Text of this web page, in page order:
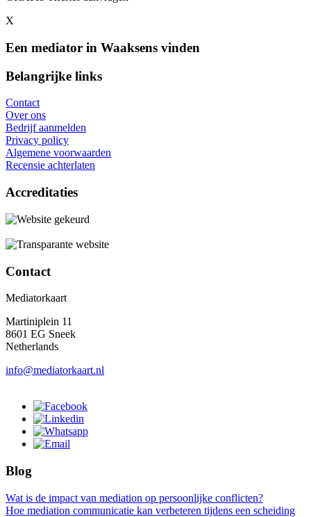
X
Een mediator in Waaksens vinden
Belangrijke links
Contact
Over ons
Bedrijf aanmelden
Privacy policy
Algemene voorwaarden
Recensie achterlaten
Accreditaties
Contact
Mediatorkaart
Martiniplein 11
8601 EG Sneek
Netherlands
info@mediatorkaart.nl
Blog
Wat is de impact van mediation op persoonlijke conflicten?
Hoe mediation communicatie kan verbeteren tijdens een scheiding